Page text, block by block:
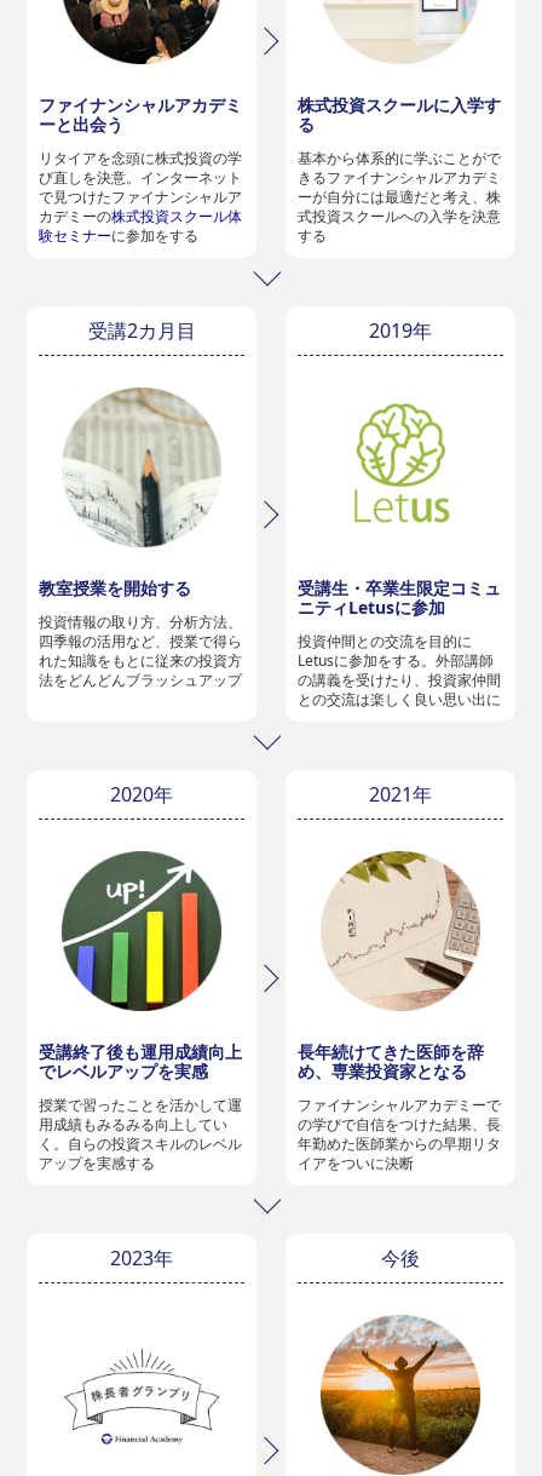
ファイナンシャルアカデミ
ーと出会う
リタイアを念頭に株式投資の学
び直しを決意。インターネット
で見つけたファイナンシャルア
カデミーの株式投資スクール体
験セミナーに参加をする
株式投資スクールに入学す
る
基本から体系的に学ぶことがで
きるファイナンシャルアカデミ
ーが自分には最適だと考え、株
式投資スクールへの入学を決意
する
受講2カ月目
教室授業を開始する
投資情報の取り方、分析方法、
四季報の活用など、授業で得ら
れた知識をもとに従来の投資方
法をどんどんブラッシュアップ
2019年
受講生・卒業生限定コミュ
ニティLetusに参加
投資仲間との交流を目的に
Letusに参加をする。外部講師
の講義を受けたり、投資家仲間
との交流は楽しく良い思い出に
2020年
受講終了後も運用成績向上
でレベルアップを実感
授業で習ったことを活かして運
用成績もみるみる向上してい
く。自らの投資スキルのレベル
アップを実感する
2021年
長年続けてきた医師を辞
め、専業投資家となる
ファイナンシャルアカデミーで
の学びで自信をつけた結果、長
年勤めた医師業からの早期リタ
イアをついに決断
2023年 今後